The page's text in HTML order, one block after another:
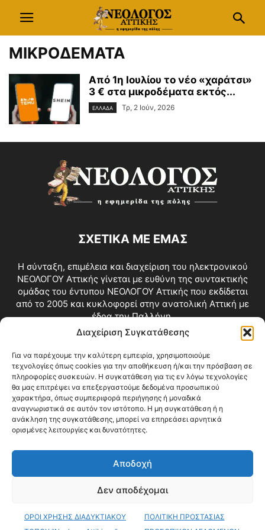
Διαχείριση Συγκατάθεσης
Για να παρέχουμε την καλύτερη εμπειρία, χρησιμοποιούμε
τεχνολογίες όπως cookies για την αποθήκευση ή/και την πρόσβαση σε
πληροφορίες συσκευών. Η συγκατάθεση για τις εν λόγω τεχνολογίες
θα μας επιτρέψει να επεξεργαστούμε δεδομένα προσωπικού
χαρακτήρα, όπως συμπεριφορά περιήγησης ή μοναδικά
αναγνωριστικά σε αυτόν τον ιστότοπο. Η μη συγκατάθεση ή η
ανάκληση της συγκατάθεσης, μπορεί να επηρεάσει αρνητικά
ορισμένες λειτουργίες και δυνατότητες.
Αποδοχή
Δεν αποδέχομαι
ΟΡΟΙ ΧΡΗΣΗΣ ΔΙΑΔΥΚΤΙΑΚΟΥ
ΠΟΛΙΤΙΚΗ ΠΡΟΣΤΑΣΙΑΣ
ΜΙΚΡΟΔΕΜΑΤΑ
Από 1η Ιουλίου το νέο «χαράτσι»
3 € στα μικροδέματα εκτός...
ΕΛΛΑΔΑ Τρ, 2 Ιούν, 2026
ΣΧΕΤΙΚΑ ΜΕ ΕΜΑΣ
Η σύνταξη, επιμέλεια και διαχείριση του ηλεκτρονικού
ΝΕΟΛΟΓΟΥ Αττικής γίνεται με ευθύνη της συντακτικής
ομάδας του έντυπου ΝΕΟΛΟΓΟΥ Αττικής που εκδίδεται
από το 2005 και κυκλοφορεί στην ανατολική Αττική με
έδρα την Παλλήνη.
Επικοινωνία:info@neologosattikis.gr
ΑΚΟΛΟΥΘΗΣΕ ΜΑΣ
Videos Όροι Χρήσης
© Copyright 2026 ΝΕΟΛΟΓΟΣ ΑΤΤΙΚΗΣ • All Rights Reserved •